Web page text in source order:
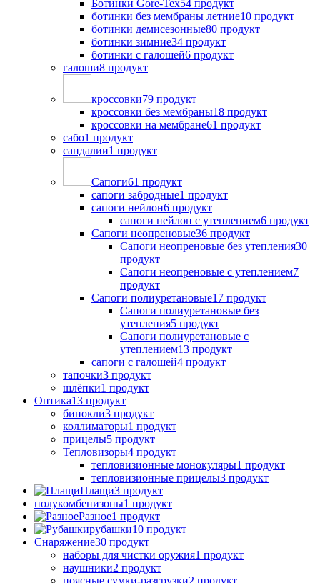
Ботинки Gore-Tex54 продукт
ботинки без мембраны летние10 продукт
ботинки демисезонные80 продукт
ботинки зимние34 продукт
ботинки с галошей6 продукт
галоши8 продукт
кроссовки79 продукт
кроссовки без мембраны18 продукт
кроссовки на мембране61 продукт
сабо1 продукт
сандалии1 продукт
Сапоги61 продукт
сапоги забродные1 продукт
сапоги нейлон6 продукт
сапоги нейлон с утеплением6 продукт
Сапоги неопреновые36 продукт
Сапоги неопреновые без утепления30
продукт
Сапоги неопреновые с утеплением7
продукт
Сапоги полиуретановые17 продукт
Сапоги полиуретановые без
утепления5 продукт
Сапоги полиуретановые с
утеплением13 продукт
сапоги с галошей4 продукт
тапочки3 продукт
шлёпки1 продукт
Оптика13 продукт
бинокли3 продукт
коллиматоры1 продукт
прицелы5 продукт
Тепловизоры4 продукт
тепловизионные монокуляры1 продукт
тепловизионные прицелы3 продукт
Плащи3 продукт
полукомбенизоны1 продукт
Разное1 продукт
рубашки10 продукт
Снаряжение30 продукт
наборы для чистки оружия1 продукт
наушники2 продукт
поясные сумки-разгрузки2 продукт